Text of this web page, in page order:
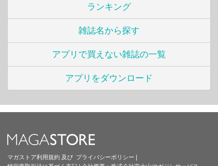
ランキング
雑誌名から探す
アプリで買えない雑誌の一覧
アプリをダウンロード
マガストア利用規約 及び プライバシーポリシー |